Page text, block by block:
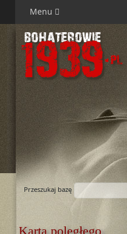
Menu
Przeszukaj bazę
Karta poległego